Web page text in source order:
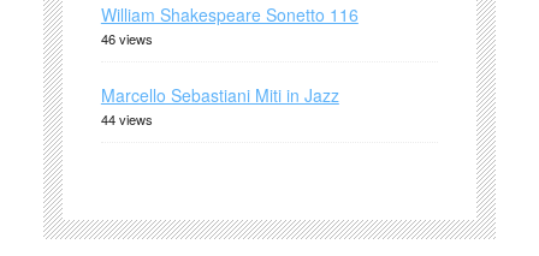
William Shakespeare Sonetto 116
46 views
Marcello Sebastiani Miti in Jazz
44 views